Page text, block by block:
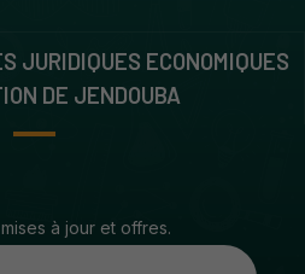
JURIDIQUES ECONOMIQUES
DE JENDOUBA
à jour et offres.